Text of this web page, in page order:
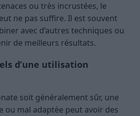
ou très incrustées, le
ne pas suffire. Il est souvent
avec d’autres techniques ou
de meilleurs résultats.
d’une utilisation
soit généralement sûr, une
ou mal adaptée peut avoir des